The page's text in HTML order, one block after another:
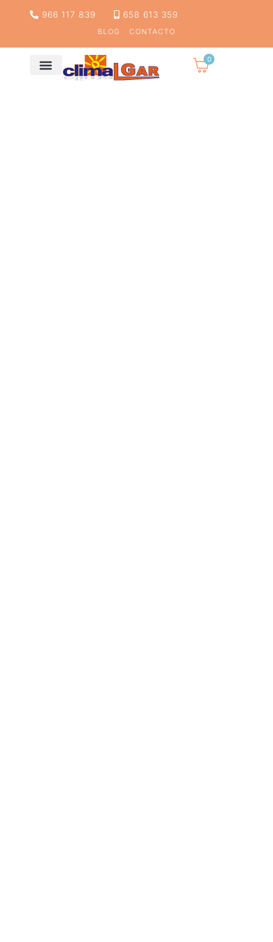
966 117 839 658 613 359
BLOG CONTACTO
0